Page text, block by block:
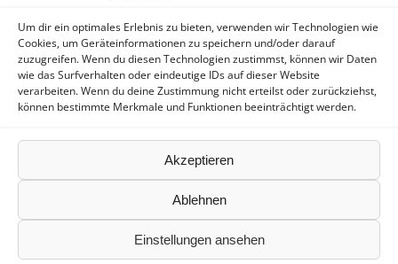
Um dir ein optimales Erlebnis zu bieten, verwenden wir Technologien wie
Cookies, um Geräteinformationen zu speichern und/oder darauf
zuzugreifen. Wenn du diesen Technologien zustimmst, können wir Daten
wie das Surfverhalten oder eindeutige IDs auf dieser Website
verarbeiten. Wenn du deine Zustimmung nicht erteilst oder zurückziehst,
können bestimmte Merkmale und Funktionen beeinträchtigt werden.
Akzeptieren
Ablehnen
Einstellungen ansehen
Feldberg im Hochschwarzwald. Untergebracht
waren die jungen Sportler in der Jugendherberge
Hebelhof direkt an der Skipiste. Den 26 Kindern
und Jugendlichen wurden neben der Betreuung
auch Skikurse angeboten. Immerhin standen 8
Skilehrerinnen und Skilehrer zur Verfügung. Da
auch Lehrer, zwei schöne Tage in herrlicher
Winterlandschaft verbracht.